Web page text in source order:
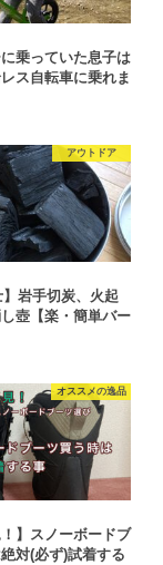
乗っていた息子は
ス自転車に乗れま
アウトドア
】岩手切炭、火起
壺【楽・簡単バー
オススメの逸品
！】スノーボードブ
対(必ず)試着する